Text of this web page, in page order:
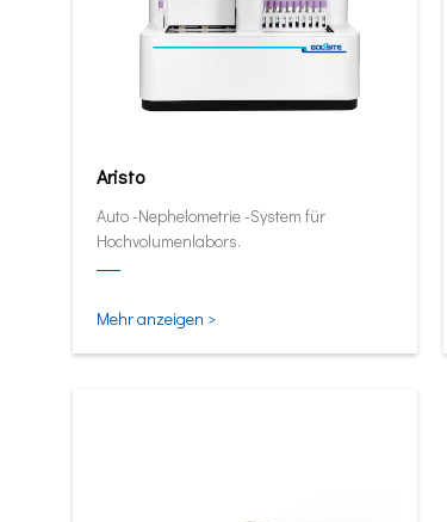
Aristo
Auto -Nephelometrie -System für
Hochvolumenlabors.
Mehr anzeigen >